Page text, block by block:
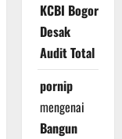
KCBI Bogor
Desak
Audit Total
pornip
mengenai
Bangun